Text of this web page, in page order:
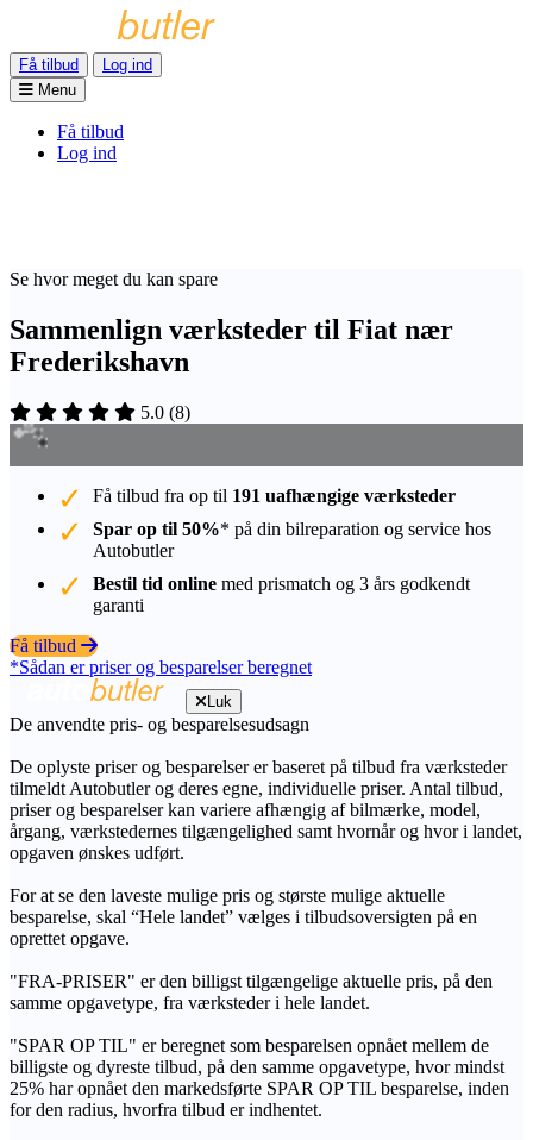
Få tilbud
Log ind
Menu
Få tilbud
Log ind
Se hvor meget du kan spare
Sammenlign værksteder til Fiat nær
Frederikshavn
5.0 (8)
Få tilbud fra op til 191 uafhængige værksteder
Spar op til 50%* på din bilreparation og service hos
Autobutler
Bestil tid online med prismatch og 3 års godkendt
garanti
Få tilbud
*Sådan er priser og besparelser beregnet
Luk
De anvendte pris- og besparelsesudsagn
De oplyste priser og besparelser er baseret på tilbud fra værksteder
tilmeldt Autobutler og deres egne, individuelle priser. Antal tilbud,
priser og besparelser kan variere afhængig af bilmærke, model,
årgang, værkstedernes tilgængelighed samt hvornår og hvor i landet,
opgaven ønskes udført.
For at se den laveste mulige pris og største mulige aktuelle
besparelse, skal “Hele landet” vælges i tilbudsoversigten på en
oprettet opgave.
"FRA-PRISER" er den billigst tilgængelige aktuelle pris, på den
samme opgavetype, fra værksteder i hele landet.
"SPAR OP TIL" er beregnet som besparelsen opnået mellem de
billigste og dyreste tilbud, på den samme opgavetype, hvor mindst
25% har opnået den markedsførte SPAR OP TIL besparelse, inden
for den radius, hvorfra tilbud er indhentet.